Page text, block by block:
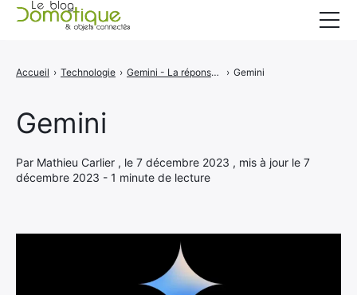
Gemini
Par Mathieu Carlier , le 7 décembre 2023 , mis à jour le 7
décembre 2023 - 1 minute de lecture
Accueil › Technologie › Gemini - La réponse de Google à ChatGPT-4 › Gemini
A propos
CONTACT